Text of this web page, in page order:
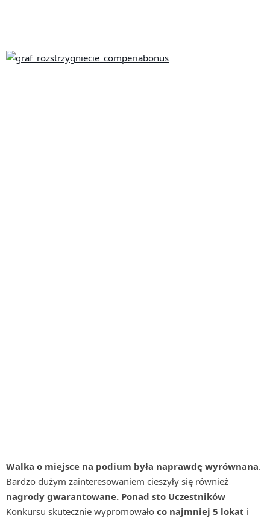
Walka o miejsce na podium była naprawdę wyrównana.
Bardzo dużym zainteresowaniem cieszyły się również
nagrody gwarantowane. Ponad sto Uczestników
Konkursu skutecznie wypromowało co najmniej 5 lokat i